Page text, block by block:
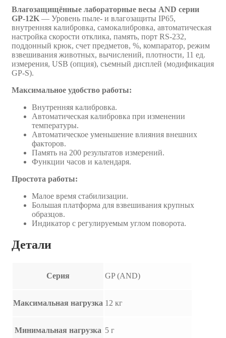
Влагозащищённые лабораторные весы AND серии
GP-12K — Уровень пыле- и влагозащиты IP65,
внутренняя калибровка, самокалибровка, автоматическая
настройка скорости отклика, память, порт RS-232,
поддонный крюк, счет предметов, %, компаратор, режим
взвешивания животных, вычислений, плотности, 11 ед.
измерения, USB (опция), съемный дисплей (модификация
GP-S).
Максимальное удобство работы:
Внутренняя калибровка.
Автоматическая калибровка при изменении
температуры.
Автоматическое уменьшение влияния внешних
факторов.
Память на 200 результатов измерений.
Функции часов и календаря.
Простота работы:
Малое время стабилизации.
Большая платформа для взвешивания крупных
образцов.
Индикатор с регулируемым углом поворота.
Детали
Серия GP (AND)
Максимальная нагрузка 12 кг
Минимальная нагрузка 5 г